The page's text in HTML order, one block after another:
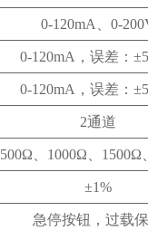
0-120mA、0-
0-120mA ， 误差：
0-120mA，误差：
2通道
500Ω、1000Ω、1500Ω
±1%
急停按钮，过载